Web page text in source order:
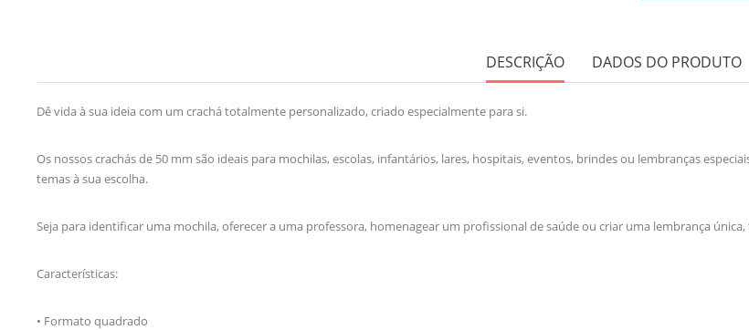
DESCRIÇÃO DADOS DO PRODUTO
Dê vida à sua ideia com um crachá totalmente personalizado, criado especialmente para si.
Os nossos crachás de 50 mm são ideais para mochilas, escolas, infantários, lares, hospitais, eventos, brindes ou lembranças
temas à sua escolha.
Seja para identificar uma mochila, oferecer a uma professora, homenagear um profissional de saúde ou criar uma lembrança
Características:
• Formato quadrado